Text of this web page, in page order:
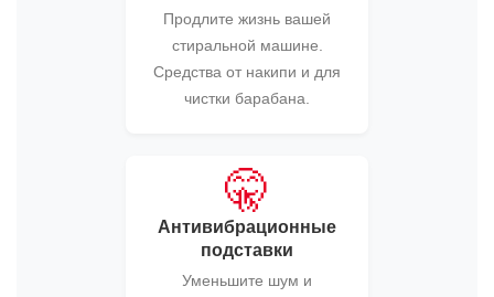
Продлите жизнь вашей
стиральной машине.
Средства от накипи и для
чистки барабана.
🤫
Антивибрационные
подставки
Уменьшите шум и